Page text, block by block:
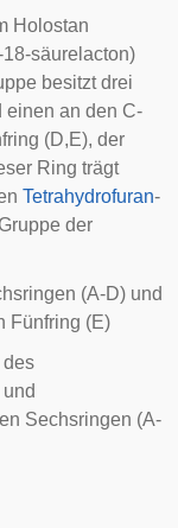
Holostan
säurelacton)
besitzt drei
einen an den C-
(D,E), der
Ring trägt
Tetrahydrofuran-
der
(A-D) und
Fünfring (E)
des
Sechsringen (A-